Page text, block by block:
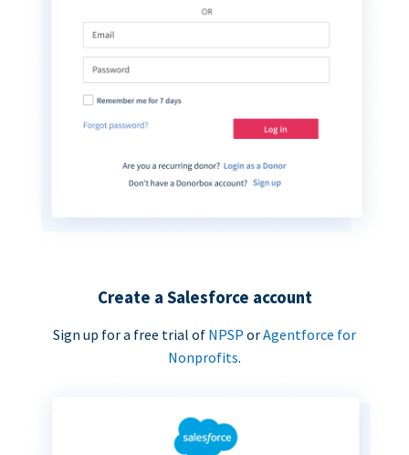
Create a Salesforce account
Sign up for a free trial of NPSP orAgentforce for
Nonprofits.